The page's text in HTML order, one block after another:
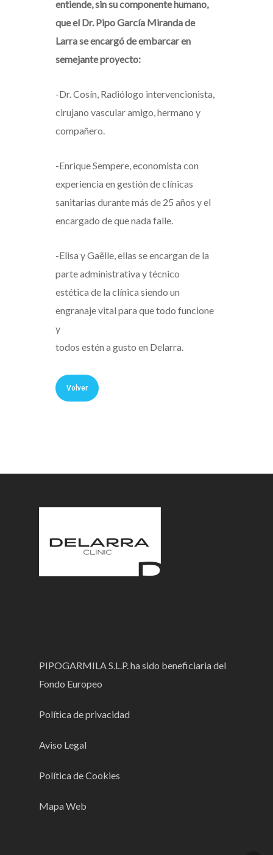
entiende, sin su componente humano,
que el Dr. Pipo García Miranda de
Larra se encargó de embarcar en
semejante proyecto:
-Dr. Cosín, Radiólogo intervencionista,
cirujano vascular amigo, hermano y
compañero.
-Enrique Sempere, economista con
experiencia en gestión de clínicas
sanitarias durante más de 25 años y el
encargado de que nada falle.
-Elisa y Gaëlle, ellas se encargan de la
parte administrativa y técnico
estética de la clínica siendo un
engranaje vital para que todo funcione
y
todos estén a gusto en Delarra.
Volver
PIPOGARMILA S.L.P. ha sido beneficiaria del
Fondo Europeo
Política de privacidad
Aviso Legal
Política de Cookies
Mapa Web